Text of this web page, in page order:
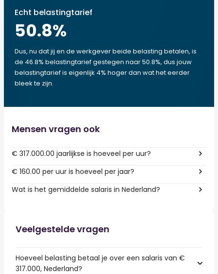
Echt belastingtarief
50.8%
Dus, nu dat jij en de werkgever beide belasting betalen, is
de 46.8% belastingtarief gestegen naar 50.8%, dus jouw
belastingtarief is eigenlijk 4% hoger dan wat het eerder
bleek te zijn.
Mensen vragen ook
€ 317.000.00 jaarlijkse is hoeveel per uur?
€ 160.00 per uur is hoeveel per jaar?
Wat is het gemiddelde salaris in Nederland?
Veelgestelde vragen
Hoeveel belasting betaal je over een salaris van €
317.000, Nederland?